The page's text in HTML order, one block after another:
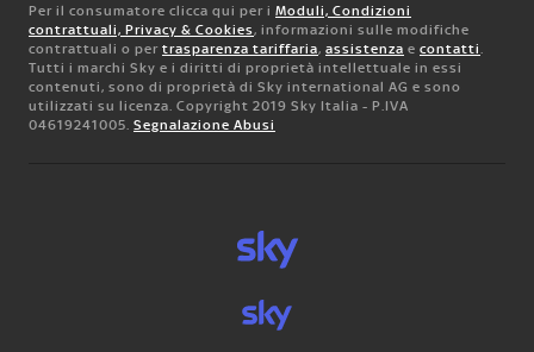
Per il consumatore clicca qui per i Moduli, Condizioni
contrattuali, Privacy & Cookies, informazioni sulle modifiche
contrattuali o per trasparenza tariffaria, assistenza e contatti.
Tutti i marchi Sky e i diritti di proprietà intellettuale in essi
contenuti, sono di proprietà di Sky international AG e sono
utilizzati su licenza. Copyright 2019 Sky Italia - P.IVA
04619241005. Segnalazione Abusi